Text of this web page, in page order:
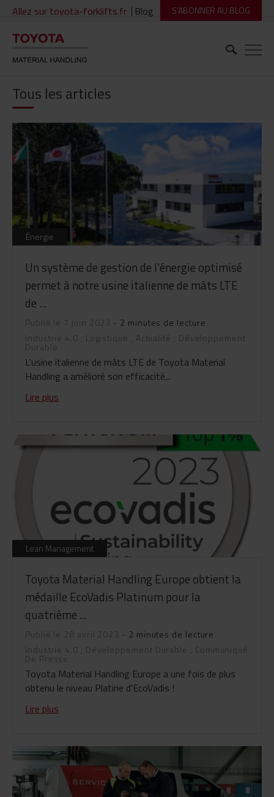
Allez sur toyota-forklifts.fr Blog S'ABONNER AU BLOG
Tous les articles
Énergie
Un système de gestion de l'énergie optimisé
permet à notre usine italienne de mâts LTE
de ...
Publié le 7 juin 2023 - 2 minutes de lecture
Industrie 4.0 , Logistique , Actualité , Développement
Durable
L'usine italienne de mâts LTE de Toyota Material
Handling a amélioré son efficacité...
Lire plus
Lean Management
Toyota Material Handling Europe obtient la
médaille EcoVadis Platinum pour la
quatrième ...
Publié le 28 avril 2023 - 2 minutes de lecture
Industrie 4.0 , Développement Durable , Communiqué
De Presse
Toyota Material Handling Europe a une fois de plus
obtenu le niveau Platine d'EcoVadis !
Lire plus